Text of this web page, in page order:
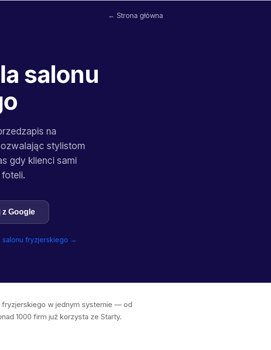
← Strona główna
salonu
na
stylistom
gdy klienci sami
foteli.
Google
salonu fryzjerskiego →
fryzjerskiego w jednym systemie — od
1000 firm już korzysta ze Starty.